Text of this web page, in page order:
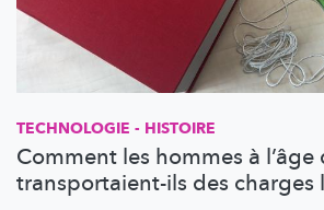
TECHNOLOGIE - HISTOIRE
Comment les hommes à
transportaient-ils des charges